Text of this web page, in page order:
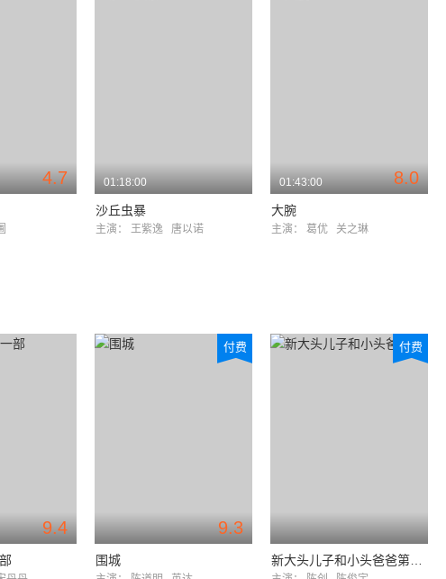
4.7 01:18:00
沙丘虫暴
主演： 王紫逸 唐以诺
8.0
01:43:00
大腕
主演： 葛优 关之琳
9.4 9.3
付费
围城
付费